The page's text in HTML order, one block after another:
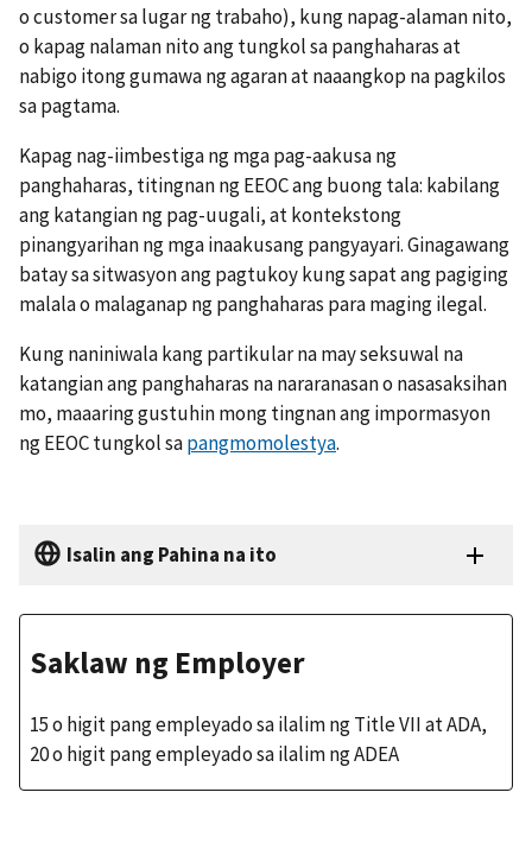
o customer sa lugar ng trabaho), kung napag-alaman nito,
o kapag nalaman nito ang tungkol sa panghaharas at
nabigo itong gumawa ng agaran at naaangkop na pagkilos
sa pagtama.
Kapag nag-iimbestiga ng mga pag-aakusa ng
panghaharas, titingnan ng EEOC ang buong tala: kabilang
ang katangian ng pag-uugali, at kontekstong
pinangyarihan ng mga inaakusang pangyayari. Ginagawang
batay sa sitwasyon ang pagtukoy kung sapat ang pagiging
malala o malaganap ng panghaharas para maging ilegal.
Kung naniniwala kang partikular na may seksuwal na
katangian ang panghaharas na nararanasan o nasasaksihan
mo, maaaring gustuhin mong tingnan ang impormasyon
ng EEOC tungkol sapangmomolestya.
Isalin ang Pahina na ito
Saklaw ng Employer
15 o higit pang empleyado sa ilalim ng Title VII at ADA,
20 o higit pang empleyado sa ilalim ng ADEA